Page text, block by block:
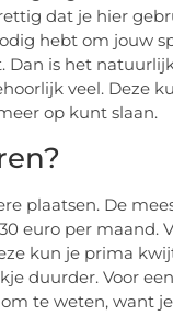
dat je hier
hebt om jouw
is het
veel. Deze
op kunt slaan.
plaatsen. De
euro per maand.
kun je prima
duurder. Voor
te weten, want